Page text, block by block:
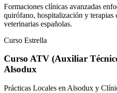
Formaciones clínicas avanzadas
quirófano, hospitalización y terapias
veterinarias españolas.
Curso Estrella
Curso ATV (Auxiliar
Alsodux
Prácticas Locales en Alsodux y